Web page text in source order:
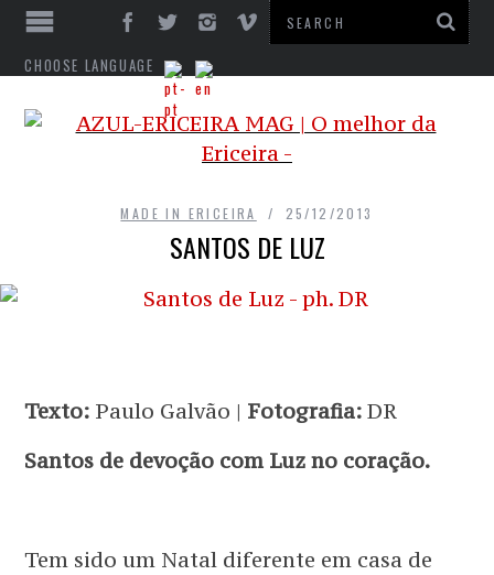
CHOOSE LANGUAGE
MADE IN ERICEIRA 25/12/2013
SANTOS DE LUZ
Texto: Paulo Galvão | Fotografia: DR
Santos de devoção com Luz no coração.
Tem sido um Natal diferente em casa de